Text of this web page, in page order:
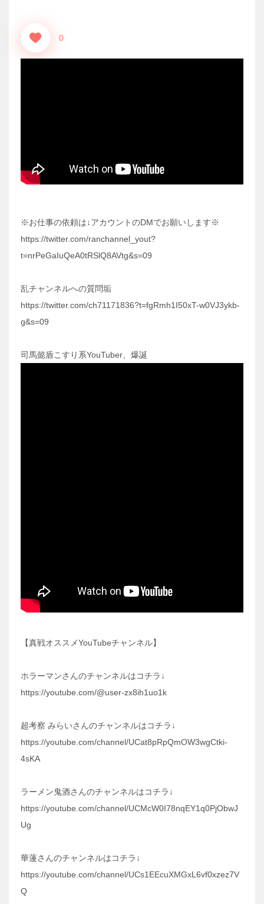
0
※お仕事の依頼は↓アカウントのDMでお願いします※
https://twitter.com/ranchannel_yout?
t=nrPeGaIuQeA0tRSlQ8AVtg&s=09
乱チャンネルへの質問垢
https://twitter.com/ch71171836?t=fgRmh1I50xT-w0VJ3ykb-
g&s=09
司馬懿盾こすり系YouTuber、爆誕
【真戦オススメYouTubeチャンネル】
ホラーマンさんのチャンネルはコチラ↓
https://youtube.com/@user-zx8ih1uo1k
超考察 みらいさんのチャンネルはコチラ↓
https://youtube.com/channel/UCat8pRpQmOW3wgCtki-
4sKA
ラーメン鬼酒さんのチャンネルはコチラ↓
https://youtube.com/channel/UCMcW0I78nqEY1q0PjObwJ
Ug
華蓮さんのチャンネルはコチラ↓
https://youtube.com/channel/UCs1EEcuXMGxL6vf0xzez7V
Q